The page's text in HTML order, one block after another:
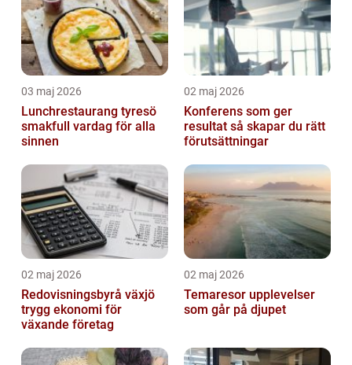
03 maj 2026
Lunchrestaurang tyresö
smakfull vardag för alla
sinnen
02 maj 2026
Konferens som ger
resultat så skapar du rätt
förutsättningar
02 maj 2026
Redovisningsbyrå växjö
trygg ekonomi för
växande företag
02 maj 2026
Temaresor upplevelser
som går på djupet